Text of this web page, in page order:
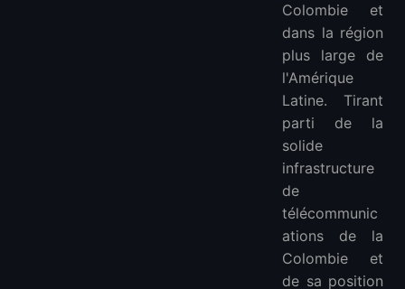
Colombie et
dans la région
plus large de
l'Amérique
Latine. Tirant
parti de la
solide
infrastructure
de
télécommunic
ations de la
Colombie et
de sa position